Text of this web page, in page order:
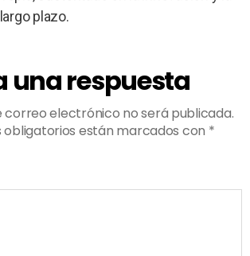
plazo.
una respuesta
correo electrónico no será publicada.
obligatorios están marcados con *